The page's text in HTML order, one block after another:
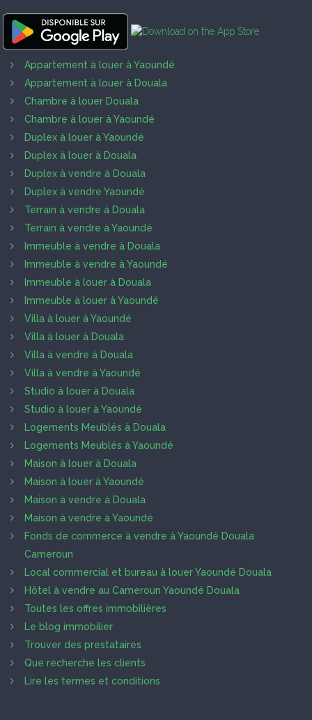
Appartement à louer à Yaoundé
Appartement à louer à Douala
Chambre à louer Douala
Chambre à louer à Yaoundé
Duplex à louer à Yaoundé
Duplex à louer à Douala
Duplex à vendre à Douala
Duplex à vendre Yaoundé
Terrain à vendre à Douala
Terrain à vendre à Yaoundé
Immeuble à vendre à Douala
Immeuble à vendre à Yaoundé
Immeuble à louer à Douala
Immeuble à louer à Yaoundé
Villa à louer à Yaoundé
Villa à louer à Douala
Villa à vendre à Douala
Villa à vendre à Yaoundé
Studio à louer à Douala
Studio à louer à Yaoundé
Logements Meublés à Douala
Logements Meublés à Yaoundé
Maison à louer à Douala
Maison à louer à Yaoundé
Maison à vendre à Douala
Maison à vendre à Yaoundé
Fonds de commerce à vendre à Yaoundé Douala
Cameroun
Local commercial et bureau à louer Yaoundé Douala
Hôtel à vendre au Cameroun Yaoundé Douala
Toutes les offres immobilières
Le blog immobilier
Trouver des prestataires
Que recherche les clients
Lire les termes et conditions